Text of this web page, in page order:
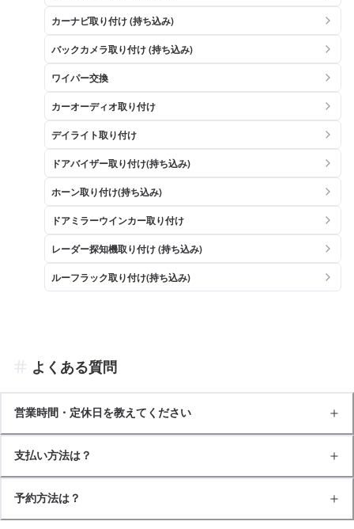
カーナビ取り付け (持ち込み)
バックカメラ取り付け (持ち込み)
ワイパー交換
カーオーディオ取り付け
デイライト取り付け
ドアバイザー取り付け(持ち込み)
ホーン取り付け(持ち込み)
ドアミラーウインカー取り付け
レーダー探知機取り付け (持ち込み)
ルーフラック取り付け(持ち込み)
よくある質問
営業時間・定休日を教えてください
支払い方法は？
予約方法は？